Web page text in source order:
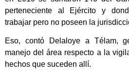
perteneciente al Ejército y
trabajar pero no poseen la
Eso, contó Delaloye a Télam,
manejo del área respecto a la
hechos que suceden allí.